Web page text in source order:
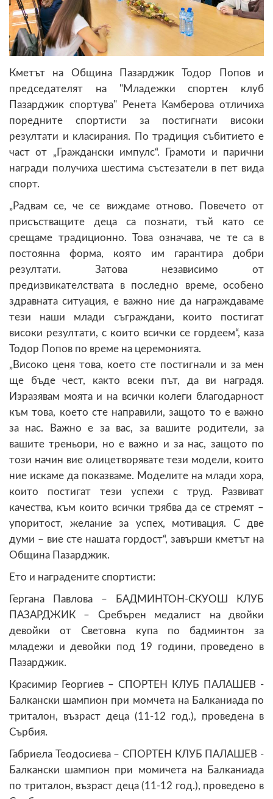
Кметът на Община Пазарджик Тодор Попов и
председателят на "Младежки спортен клуб
Пазарджик спортува" Ренета Камберова отличиха
поредните спортисти за постигнати високи
резултати и класирания. По традиция събитието е
част от „Граждански импулс“. Грамоти и парични
награди получиха шестима състезатели в пет вида
спорт.
„Радвам се, че се виждаме отново. Повечето от
присъстващите деца са познати, тъй като се
срещаме традиционно. Това означава, че те са в
постоянна форма, която им гарантира добри
резултати. Затова независимо от
предизвикателствата в последно време, особено
здравната ситуация, е важно ние да награждаваме
тези наши млади съграждани, които постигат
високи резултати, с които всички се гордеем“, каза
Тодор Попов по време на церемонията.
„Високо ценя това, което сте постигнали и за мен
ще бъде чест, както всеки път, да ви наградя.
Изразявам моята и на всички колеги благодарност
към това, което сте направили, защото то е важно
за нас. Важно е за вас, за вашите родители, за
вашите треньори, но е важно и за нас, защото по
този начин вие олицетворявате тези модели, които
ние искаме да показваме. Моделите на млади хора,
които постигат тези успехи с труд. Развиват
качества, към които всички трябва да се стремят –
упоритост, желание за успех, мотивация. С две
думи – вие сте нашата гордост“, завърши кметът на
Община Пазарджик.
Ето и наградените спортисти:
Гергана Павлова – БАДМИНТОН-СКУОШ КЛУБ
ПАЗАРДЖИК – Сребърен медалист на двойки
девойки от Световна купа по бадминтон за
младежи и девойки под 19 години, проведено в
Пазарджик.
Красимир Георгиев – СПОРТЕН КЛУБ ПАЛАШЕВ -
Балкански шампион при момчета на Балканиада по
триталон, възраст деца (11-12 год.), проведена в
Сърбия.
Габриела Теодосиева – СПОРТЕН КЛУБ ПАЛАШЕВ -
Балкански шампион при момичета на Балканиада
по триталон, възраст деца (11-12 год.), проведено в